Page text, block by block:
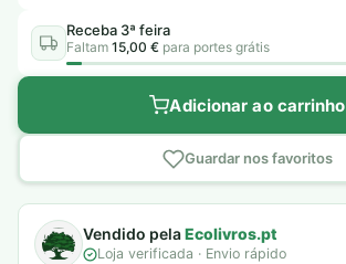
Receba 3ª feira
Faltam 15,00 € para portes grátis
Adicionar ao carrinho
Guardar nos favoritos
Vendido pelaEcolivros.pt
Loja verificada · Envio rápido